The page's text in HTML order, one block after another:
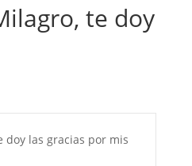
te doy
doy las gracias por mis